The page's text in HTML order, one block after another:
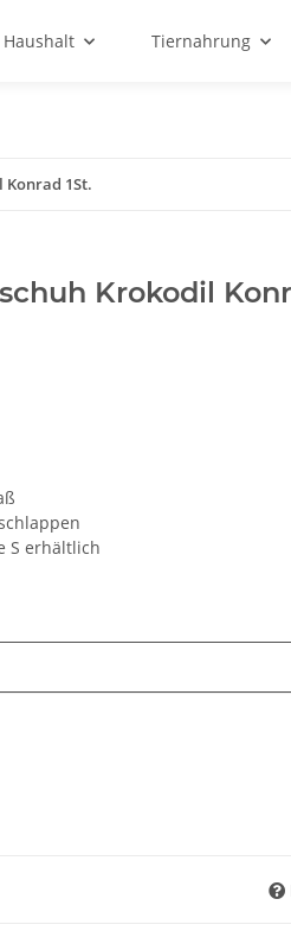
Haushalt Tiernahrung
Konrad 1St.
Krokodil
S erhältlich